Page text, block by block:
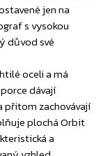
jen na
s vysokou
důvod své
oceli a má
dávají
zachovávají
plochá Orbit
a